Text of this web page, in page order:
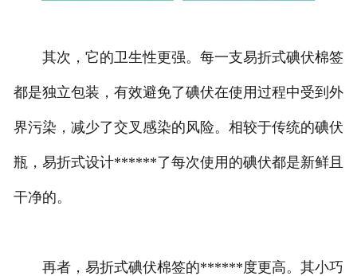
其次，它的卫生性更强。每一支易折式碘伏棉签
都是独立包装，有效避免了碘伏在使用过程中受到外
界污染，减少了交叉感染的风险。相较于传统的碘伏
瓶，易折式设计******了每次使用的碘伏都是新鲜且
干净的。
再者，易折式碘伏棉签的******度更高。其小巧